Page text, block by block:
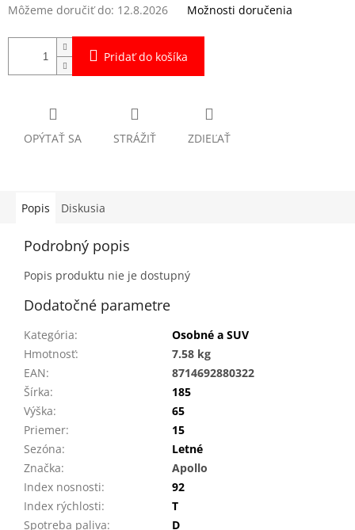
Môžeme doručiť do: 12.8.2026 Možnosti doručenia
Pridať do košíka
OPÝTAŤ SA STRÁŽIŤ ZDIEĽAŤ
Popis Diskusia
Podrobný popis
Popis produktu nie je dostupný
Dodatočné parametre
Kategória:
Osobné a SUV
Hmotnosť:
7.58 kg
EAN:
8714692880322
Šírka:
185
Výška:
65
Priemer:
15
Sezóna:
Letné
Značka:
Apollo
Index nosnosti:
92
Index rýchlosti:
T
Spotreba paliva:
D